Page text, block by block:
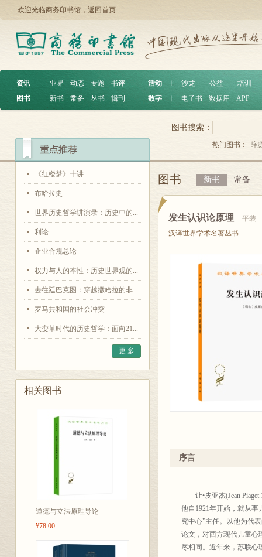
欢迎光临商务印书馆， 返回首页
资讯 ︱ 业界 动态 专题
书评
图书
︱ 新书 常备 丛书 辑刊
活动 沙龙 公益
培训
数字
电子书 数据库 APP
《红楼梦》十讲
布哈拉史
世界历史哲学讲演录：历史中的...
利论
企业合规总论
权力与人的本性：历史世界观的...
去往廷巴克图：穿越撒哈拉的非...
罗马共和国的社会冲突
大变革时代的历史哲学：面向21...
更 多
相关图书
道德与立法原理导论
¥78.00
图书搜索：
热门图书： 辞
图书 新书 常备
发生认识论原理
平装
汉译世界学术名著丛书
序言
让•皮亚杰(Jean Piaget
他自1921年开始，就从
究中心”主任。以他为代
论文，对西方现代儿童心
尽相同。近年来，苏联心